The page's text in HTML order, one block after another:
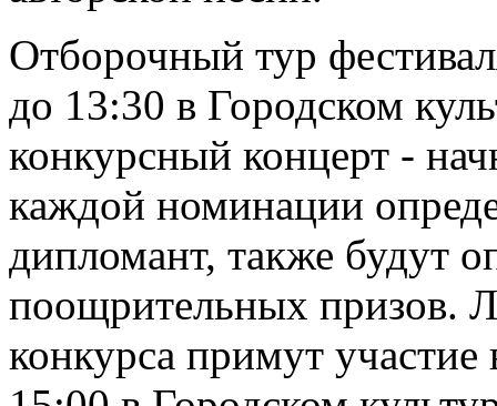
Отборочный тур
до 13:30 в Городском
конкурсный концерт -
каждой номинации
дипломант, также будут
поощрительных призов.
конкурса примут участие